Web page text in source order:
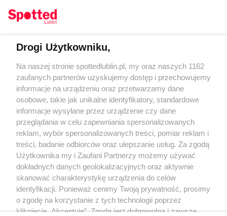
KATEGORIE
OGŁOSZENIA
WYDARZENIA
NA SKRÓTY
Regulamin
Polityka prywatności
RODO
Warunki korzystania z treści
Drogi Użytkowniku,
Na naszej stronie spottedlublin.pl, my oraz naszych 1162
zaufanych partnerów uzyskujemy dostęp i przechowujemy
informacje na urządzeniu oraz przetwarzamy dane
osobowe, takie jak unikalne identyfikatory, standardowe
informacje wysyłane przez urządzenie czy dane
przeglądania w celu zapewniania spersonalizowanych
reklam, wybór spersonalizowanych treści, pomiar reklam i
treści, badanie odbiorców oraz ulepszanie usług. Za zgodą
Użytkownika my i Zaufani Partnerzy możemy używać
dokładnych danych geolokalizacyjnych oraz aktywnie
skanować charakterystykę urządzenia do celów
identyfikacji. Ponieważ cenimy Twoją prywatność, prosimy
o zgodę na korzystanie z tych technologii poprzez
kliknięcie „Akceptuję”. Zgoda jest dobrowolna i zawsze